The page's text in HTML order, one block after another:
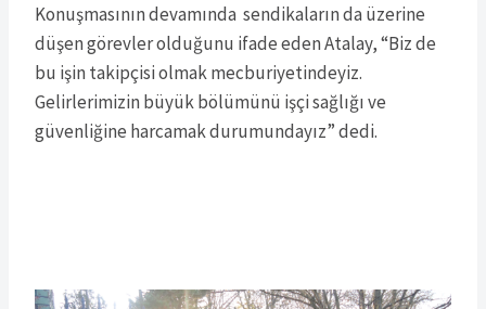
Konuşmasının devamında sendikaların da üzerine
düşen görevler olduğunu ifade eden Atalay, “Biz de
bu işin takipçisi olmak mecburiyetindeyiz.
Gelirlerimizin büyük bölümünü işçi sağlığı ve
güvenliğine harcamak durumundayız” dedi.